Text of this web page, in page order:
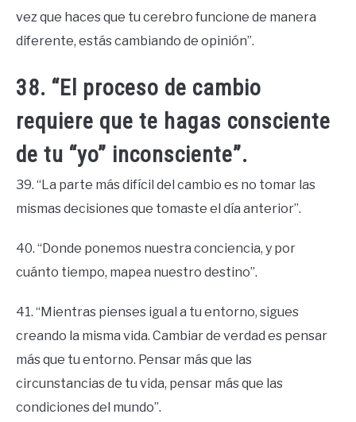
vez que haces que tu cerebro funcione de manera
diferente, estás cambiando de opinión”.
38. “El proceso de cambio
requiere que te hagas consciente
de tu “yo” inconsciente”.
39. “La parte más difícil del cambio es no tomar las
mismas decisiones que tomaste el día anterior”.
40. “Donde ponemos nuestra conciencia, y por
cuánto tiempo, mapea nuestro destino”.
41. “Mientras pienses igual a tu entorno, sigues
creando la misma vida. Cambiar de verdad es pensar
más que tu entorno. Pensar más que las
circunstancias de tu vida, pensar más que las
condiciones del mundo”.